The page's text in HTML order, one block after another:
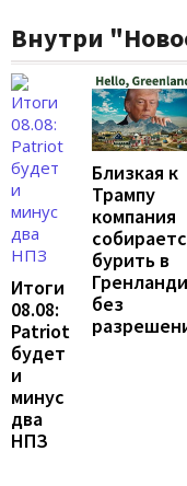
Внутри
Итоги
08.08:
Patriot
будет
и
минус
два
НПЗ
Близкая к
Трампу
компания
бурить в
без